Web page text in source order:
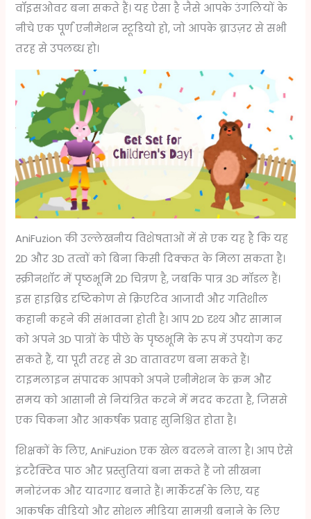
वॉइसओवर बना सकते हैं। यह ऐसा है जैसे आपके उंगलियों के
नीचे एक पूर्ण एनीमेशन स्टूडियो हो, जो आपके ब्राउज़र से सभी
तरह से उपलब्ध हो।
AniFuzion की उल्लेखनीय विशेषताओं में से एक यह है कि यह
2D और 3D तत्वों को बिना किसी दिक्कत के मिला सकता है।
स्क्रीनशॉट में पृष्ठभूमि 2D चित्रण है, जबकि पात्र 3D मॉडल हैं।
इस हाइब्रिड दृष्टिकोण से क्रिएटिव आजादी और गतिशील
कहानी कहने की संभावना होती है। आप 2D दृश्य और सामान
को अपने 3D पात्रों के पीछे के पृष्ठभूमि के रूप में उपयोग कर
सकते हैं, या पूरी तरह से 3D वातावरण बना सकते हैं।
टाइमलाइन संपादक आपको अपने एनीमेशन के क्रम और
समय को आसानी से नियंत्रित करने में मदद करता है, जिससे
एक चिकना और आकर्षक प्रवाह सुनिश्चित होता है।
शिक्षकों के लिए, AniFuzion एक खेल बदलने वाला है। आप ऐसे
इंटरैक्टिव पाठ और प्रस्तुतियां बना सकते हैं जो सीखना
मनोरंजक और यादगार बनाते हैं। मार्केटर्स के लिए, यह
आकर्षक वीडियो और सोशल मीडिया सामग्री बनाने के लिए